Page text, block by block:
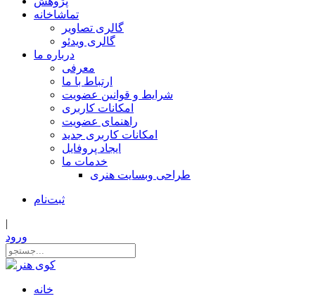
تماشاخانه
گالری تصاویر
گالری ویدئو
درباره ما
معرفی
ارتباط با ما
شرایط و قوانین عضویت
امکانات کاربری
راهنمای عضویت
امکانات کاربری جدید
ایجاد پروفایل
خدمات ما
طراحی وبسایت هنری
ثبت‌نام
|
ورود
خانه